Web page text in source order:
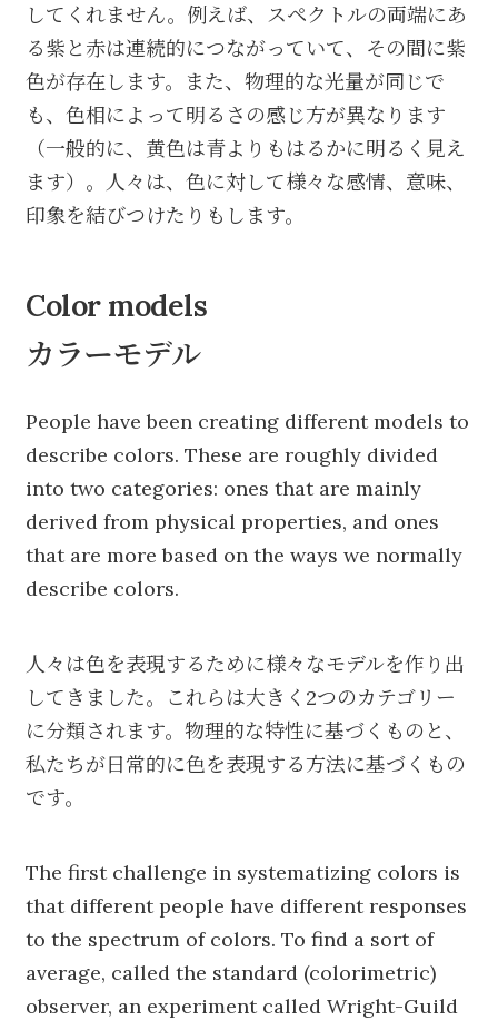
してくれません。例えば、スペクトルの両端にあ
る紫と赤は連続的につながっていて、その間に紫
色が存在します。また、物理的な光量が同じで
も、色相によって明るさの感じ方が異なります
（一般的に、黄色は青よりもはるかに明るく見え
ます）。人々は、色に対して様々な感情、意味、
印象を結びつけたりもします。
Color models
カラーモデル
People have been creating different models to
describe colors. These are roughly divided
into two categories: ones that are mainly
derived from physical properties, and ones
that are more based on the ways we normally
describe colors.
人々は色を表現するために様々なモデルを作り出
してきました。これらは大きく2つのカテゴリー
に分類されます。物理的な特性に基づくものと、
私たちが日常的に色を表現する方法に基づくもの
です。
The first challenge in systematizing colors is
that different people have different responses
to the spectrum of colors. To find a sort of
average, called the standard (colorimetric)
observer, an experiment called Wright-Guild